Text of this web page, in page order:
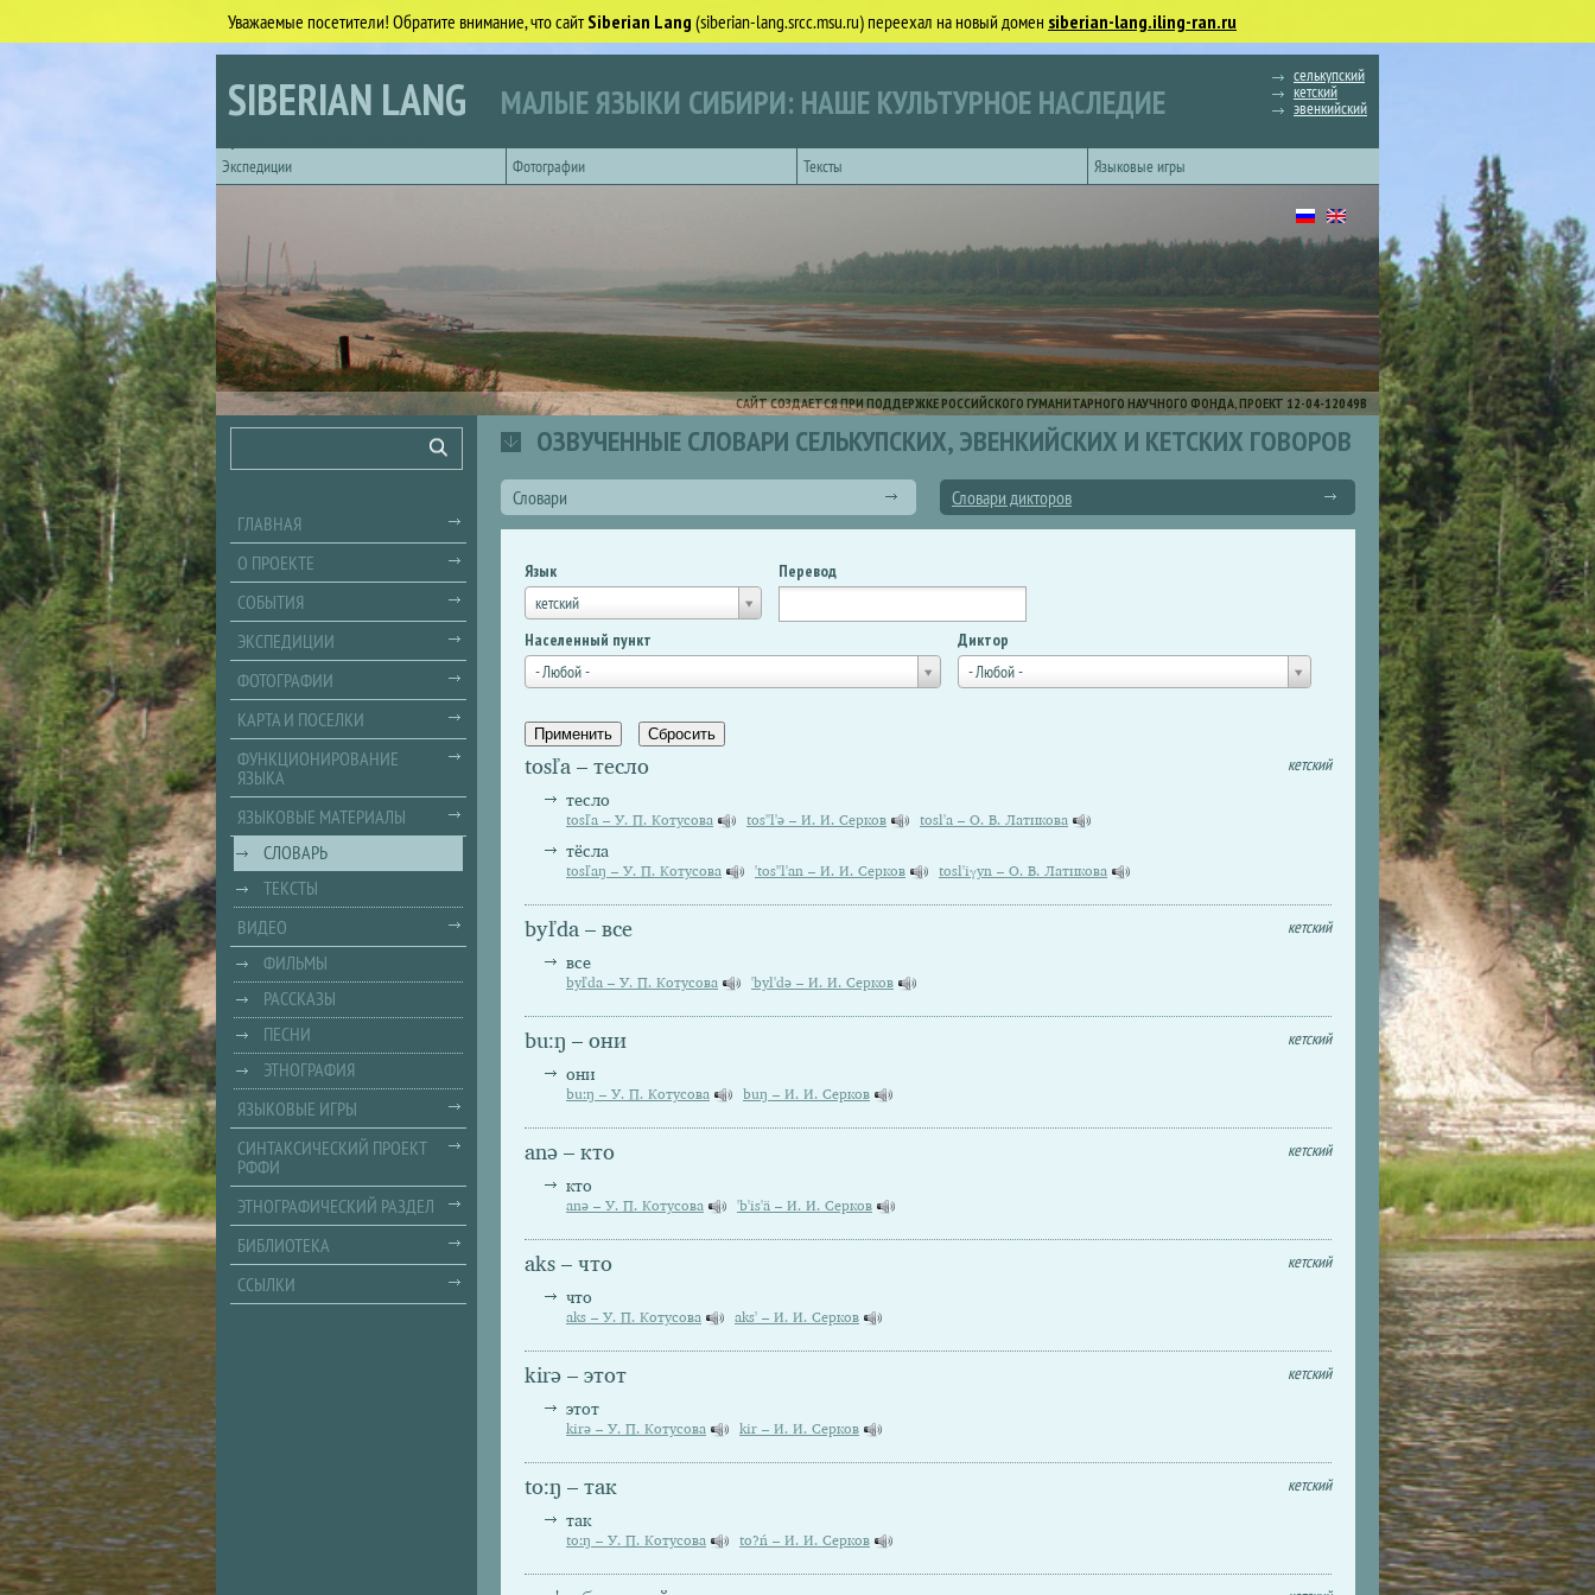
Уважаемые посетители! Обратите внимание, что сайтSiberian Lang (siberian-lang.srcc.msu.ru) переехал на новый домен siberian-lang.iling-ran.ru
SIBERIAN LANG МАЛЫЕ ЯЗЫКИ СИБИРИ: НАШЕ КУЛЬТУРНОЕ НАСЛЕДИЕ
селькупский
кетский
эвенкийский
Экспедиции
Фотографии Тексты Языковые игры
САЙТ СОЗДАЕТСЯ ПРИ ПОДДЕРЖКЕ РОССИЙСКОГО ГУМАНИТАРНОГО НАУЧНОГО ФОНДА, ПРОЕКТ 12-04-12049В
ОЗВУЧЕННЫЕ СЛОВАРИ СЕЛЬКУПСКИХ, ЭВЕНКИЙСКИХ И КЕТСКИХ ГОВОРОВ
Словари Словари дикторов
Язык
кетский
Перевод
Населенный пункт
- Любой -
Диктор
- Любой -
tosľa – тесло кетский
тесло
tosľa – У. П. Котусова tos''l'ə – И. И. Серков tosl'a – О. В. Латикова
тёсла
tosľaŋ – У. П. Котусова 'tos''l'an – И. И. Серков tosl'iγyn – О. В. Латикова
byľda – все кетский
все
byľda – У. П. Котусова 'byl'də – И. И. Серков
bu:ŋ – они кетский
они
bu:ŋ – У. П. Котусова buŋ – И. И. Серков
anə – кто кетский
кто
anə – У. П. Котусова 'b'is'ä – И. И. Серков
aks – что кетский
что
aks – У. П. Котусова aks' – И. И. Серков
kirə – этот кетский
этот
kirə – У. П. Котусова kir – И. И. Серков
to:ŋ – так кетский
так
to:ŋ – У. П. Котусова to?ń – И. И. Серков
Поиск
ГЛАВНАЯ
О ПРОЕКТЕ
СОБЫТИЯ
ЭКСПЕДИЦИИ
ФОТОГРАФИИ
КАРТА И ПОСЕЛКИ
ФУНКЦИОНИРОВАНИЕ
ЯЗЫКА
ЯЗЫКОВЫЕ МАТЕРИАЛЫ
СЛОВАРЬ
ТЕКСТЫ
ВИДЕО
ФИЛЬМЫ
РАССКАЗЫ
ПЕСНИ
ЭТНОГРАФИЯ
ЯЗЫКОВЫЕ ИГРЫ
СИНТАКСИЧЕСКИЙ ПРОЕКТ
РФФИ
ЭТНОГРАФИЧЕСКИЙ РАЗДЕЛ
БИБЛИОТЕКА
ССЫЛКИ